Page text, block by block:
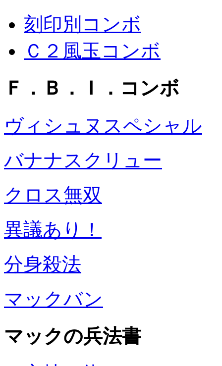
刻印別コンボ
Ｃ２風玉コンボ
Ｆ．Ｂ．Ｉ．コンボ
ヴィシュヌスペシャル
バナナスクリュー
クロス無双
異議あり！
分身殺法
マックバン
マックの兵法書